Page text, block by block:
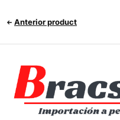
Anterior product